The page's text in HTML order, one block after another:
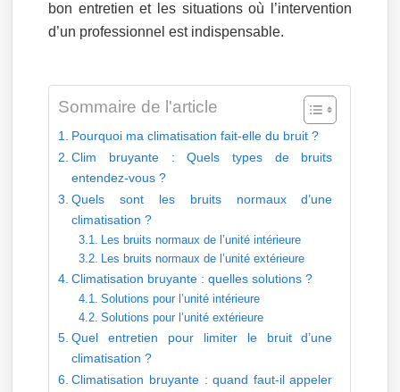
bon entretien et les situations où l’intervention
d’un professionnel est indispensable.
Sommaire de l'article
Pourquoi ma climatisation fait-elle du bruit ?
Clim bruyante : Quels types de bruits
entendez-vous ?
Quels sont les bruits normaux d’une
climatisation ?
Les bruits normaux de l’unité intérieure
Les bruits normaux de l’unité extérieure
Climatisation bruyante : quelles solutions ?
Solutions pour l’unité intérieure
Solutions pour l’unité extérieure
Quel entretien pour limiter le bruit d’une
climatisation ?
Climatisation bruyante : quand faut-il appeler